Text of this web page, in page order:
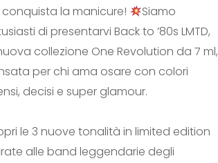
conquista la manicure!
Siamo
di presentarvi Back to ’80s LMTD,
collezione One Revolution da 7 ml,
per chi ama osare con colori
decisi e super glamour.
le 3 nuove tonalità in limited edition
alle band leggendarie degli